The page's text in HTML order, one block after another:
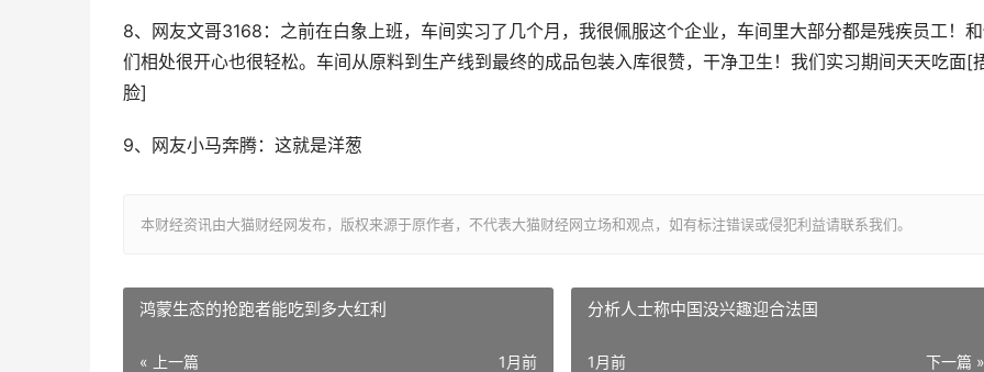
8、网友文哥3168：之前在白象上班，车间实习了几个月，我很佩服这个企业，车间里大部分都是残疾员工！
们相处很开心也很轻松。车间从原料到生产线到最终的成品包装入库很赞，干净卫生！我们实习期间天天吃面[
脸]
9、网友小马奔腾：这就是洋葱
本财经资讯由大猫财经网发布，版权来源于原作者，不代表大猫财经网立场和观点，如有标注错误或侵犯利益请联系我们。
鸿蒙生态的抢跑者能吃到多大红利
« 上一篇 1月前
分析人士称中国没兴趣迎合法国
下一篇 »
1月前